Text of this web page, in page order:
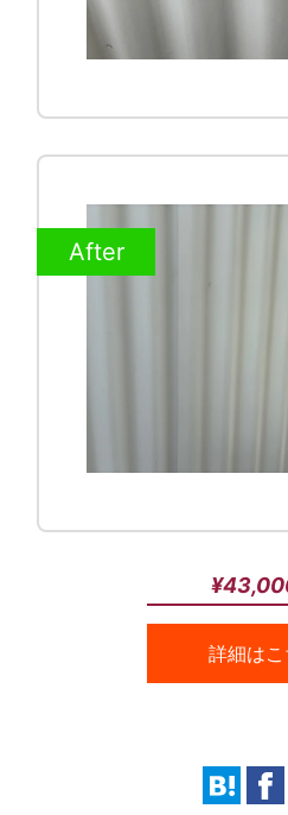
After
詳細はこ